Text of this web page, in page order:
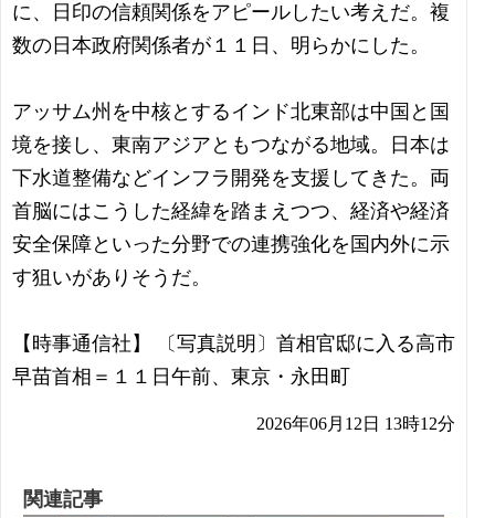
に、日印の信頼関係をアピールしたい考えだ。複
数の日本政府関係者が１１日、明らかにした。
アッサム州を中核とするインド北東部は中国と国
境を接し、東南アジアともつながる地域。日本は
下水道整備などインフラ開発を支援してきた。両
首脳にはこうした経緯を踏まえつつ、経済や経済
安全保障といった分野での連携強化を国内外に示
す狙いがありそうだ。
【時事通信社】 〔写真説明〕首相官邸に入る高市
早苗首相＝１１日午前、東京・永田町
2026年06月12日 13時12分
関連記事